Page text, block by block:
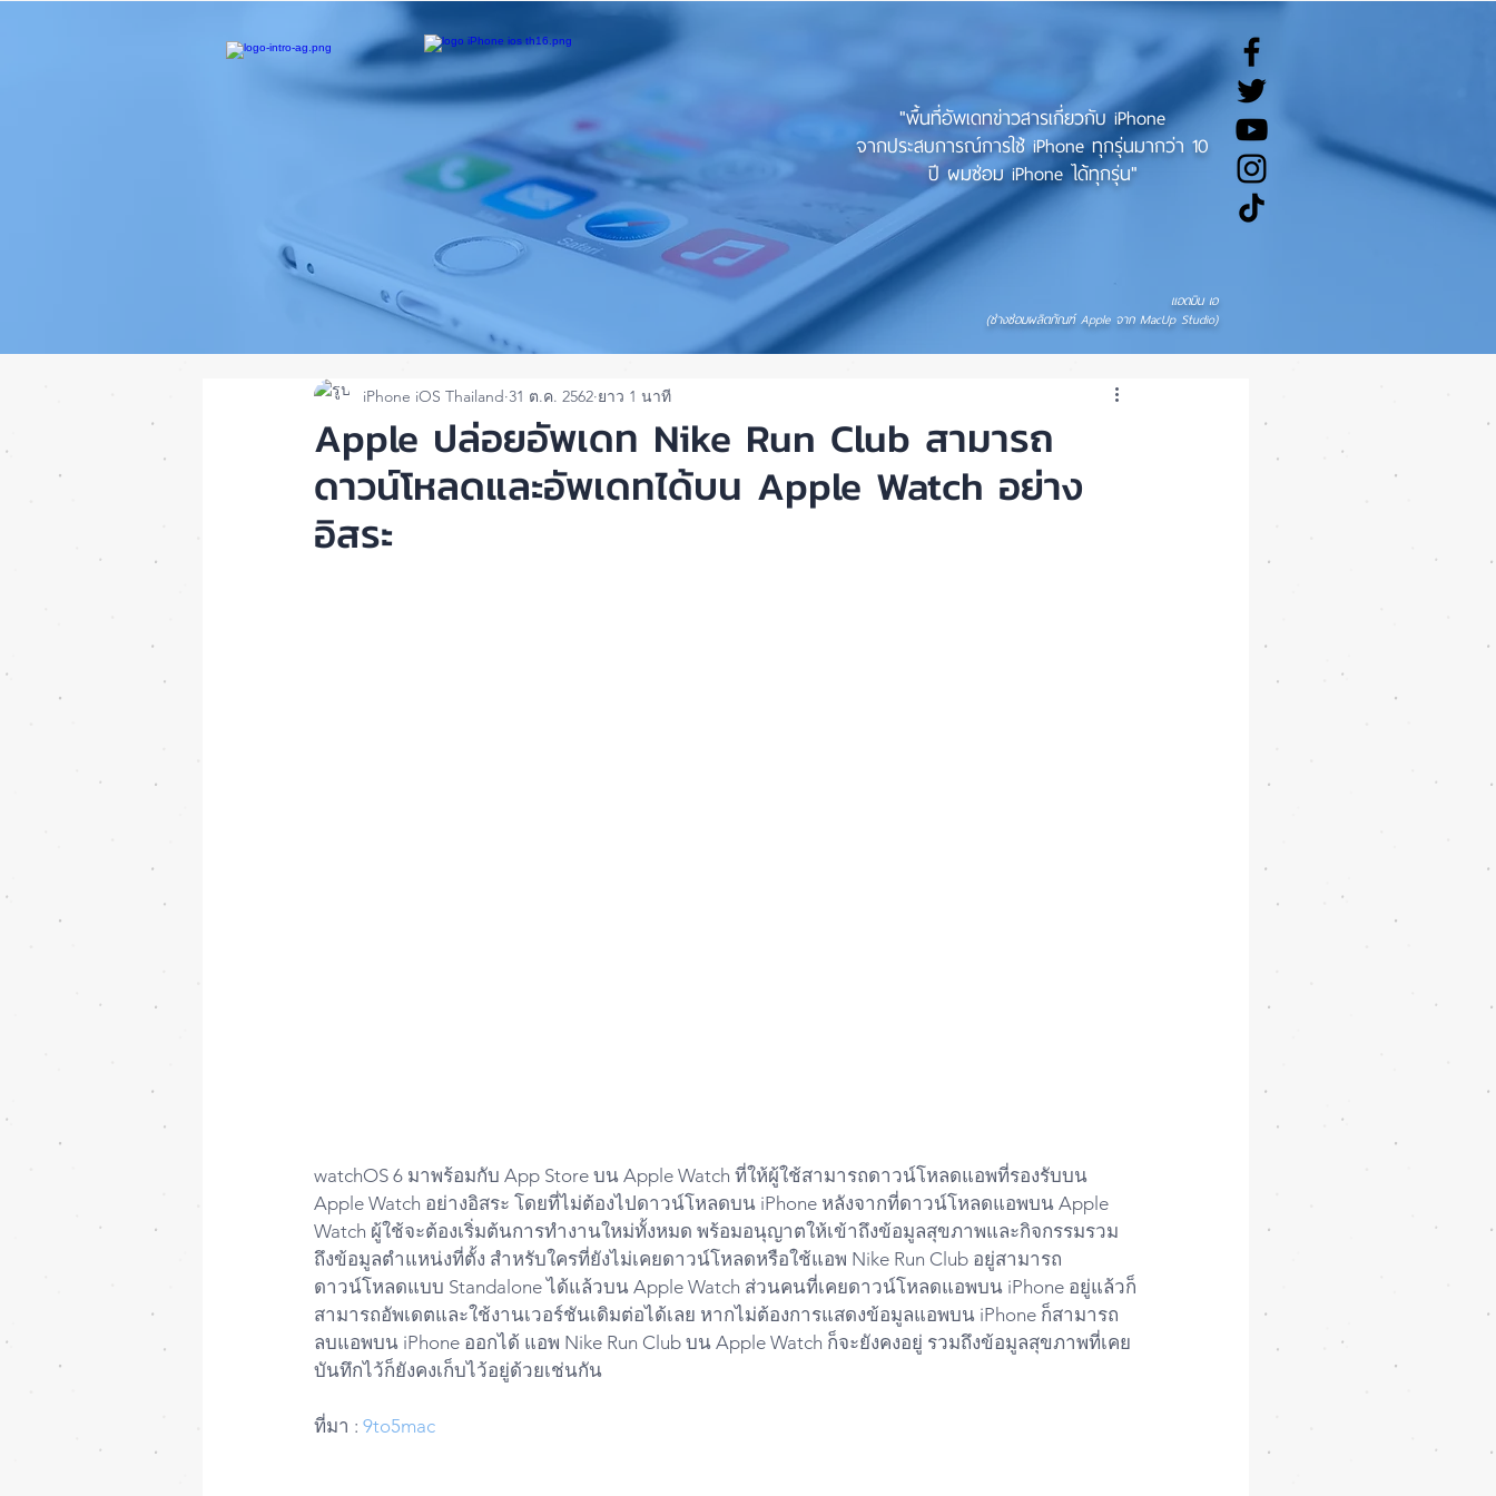
"พื้นที่อัพเดทข่าวสารเกี่ยวกับ iPhone
จากประสบการณ์การใช้ iPhone ทุกรุ่นมากว่า 10
ปี ผมซ่อม iPhone ได้ทุกรุ่น"
แอดมิน เอ
(ช่างซ่อมผลิตภัณฑ์ Apple จาก MacUp Studio)
Apple ปล่อยอัพเดท Nike Run Club สามารถ
ดาวน์โหลดและอัพเดทได้บน Apple Watch อย่าง
อิสระ
iPhone iOS Thailand 31 ต.ค. 2562 ยาว 1 นาที
watchOS 6 มาพร้อมกับ App Store บน Apple Watch ที่ให้ผู้ใช้สามารถดาวน์โหลดแอพที่รองรับบน
Apple Watch อย่างอิสระ โดยที่ไม่ต้องไปดาวน์โหลดบน iPhone หลังจากที่ดาวน์โหลดแอพบน Apple
Watch ผู้ใช้จะต้องเริ่มต้นการทำงานใหม่ทั้งหมด พร้อมอนุญาตให้เข้าถึงข้อมูลสุขภาพและกิจกรรมรวม
ถึงข้อมูลตำแหน่งที่ตั้ง สำหรับใครที่ยังไม่เคยดาวน์โหลดหรือใช้แอพ Nike Run Club อยู่สามารถ
ดาวน์โหลดแบบ Standalone ได้แล้วบน Apple Watch ส่วนคนที่เคยดาวน์โหลดแอพบน iPhone อยู่แล้วก็
สามารถอัพเดตและใช้งานเวอร์ชันเดิมต่อได้เลย หากไม่ต้องการแสดงข้อมูลแอพบน iPhone ก็สามารถ
ลบแอพบน iPhone ออกได้ แอพ Nike Run Club บน Apple Watch ก็จะยังคงอยู่ รวมถึงข้อมูลสุขภาพที่เคย
บันทึกไว้ก็ยังคงเก็บไว้อยู่ด้วยเช่นกัน
ที่มา : 9to5mac